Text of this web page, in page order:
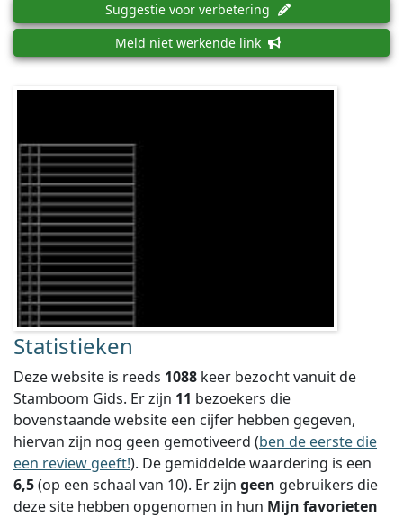
Suggestie voor verbetering
Meld niet werkende link
Statistieken
Deze website is reeds 1088 keer bezocht vanuit de
Stamboom Gids. Er zijn 11 bezoekers die
bovenstaande website een cijfer hebben gegeven,
hiervan zijn nog geen gemotiveerd (ben de eerste die
een review geeft!). De gemiddelde waardering is een
6,5(op een schaal van 10). Er zijn geen gebruikers die
deze site hebben opgenomen in hun Mijn favorieten